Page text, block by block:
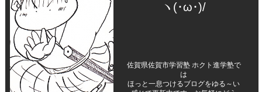
ヽ(･ω･)/
佐賀県佐賀市学習塾 ホクト進学塾で
は
ほっと一息つけるブログをゆる～い